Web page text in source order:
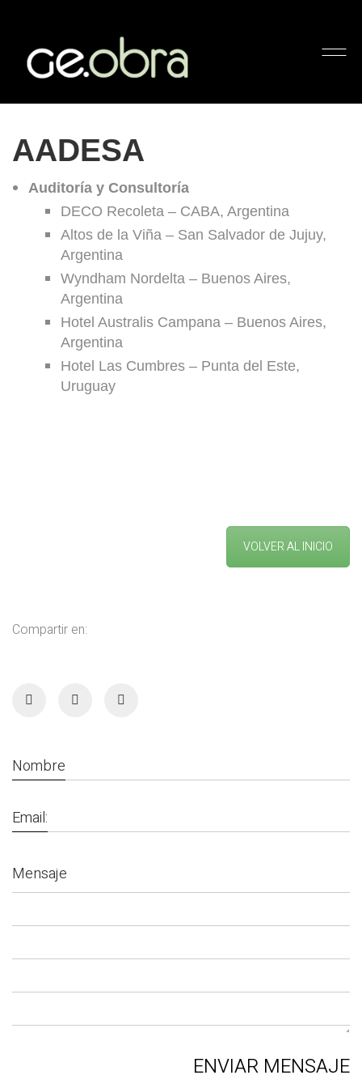
AADESA
Auditoría y Consultoría
DECO Recoleta – CABA, Argentina
Altos de la Viña – San Salvador de Jujuy,
Argentina
Wyndham Nordelta – Buenos Aires,
Argentina
Hotel Australis Campana – Buenos Aires,
Argentina
Hotel Las Cumbres – Punta del Este,
Uruguay
VOLVER AL INICIO
Compartir en:
Nombre
Email:
Mensaje
ENVIAR MENSAJE